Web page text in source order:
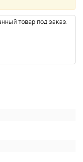
товар под заказ.